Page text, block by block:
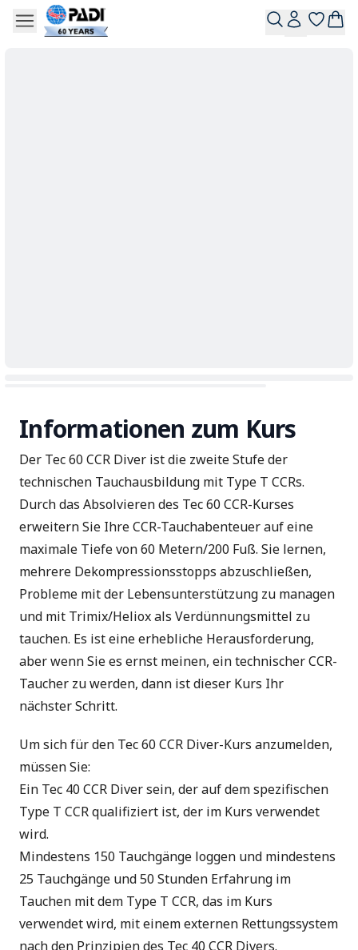
Informationen zum Kurs
Der Tec 60 CCR Diver ist die zweite Stufe der
technischen Tauchausbildung mit Type T CCRs.
Durch das Absolvieren des Tec 60 CCR-Kurses
erweitern Sie Ihre CCR-Tauchabenteuer auf eine
maximale Tiefe von 60 Metern/200 Fuß. Sie lernen,
mehrere Dekompressionsstopps abzuschließen,
Probleme mit der Lebensunterstützung zu managen
und mit Trimix/Heliox als Verdünnungsmittel zu
tauchen. Es ist eine erhebliche Herausforderung,
aber wenn Sie es ernst meinen, ein technischer CCR-
Taucher zu werden, dann ist dieser Kurs Ihr
nächster Schritt.
Um sich für den Tec 60 CCR Diver-Kurs anzumelden,
müssen Sie:
Ein Tec 40 CCR Diversein, der auf dem spezifischen
Type T CCR qualifiziert ist, der im Kurs verwendet
wird.
Mindestens 150 Tauchgänge loggen und mindestens
25 Tauchgänge und 50 Stunden Erfahrung im
Tauchen mit dem Type T CCR, das im Kurs
verwendet wird, mit einem externen Rettungssystem
nach den Prinzipien des Tec 40 CCR Divers.